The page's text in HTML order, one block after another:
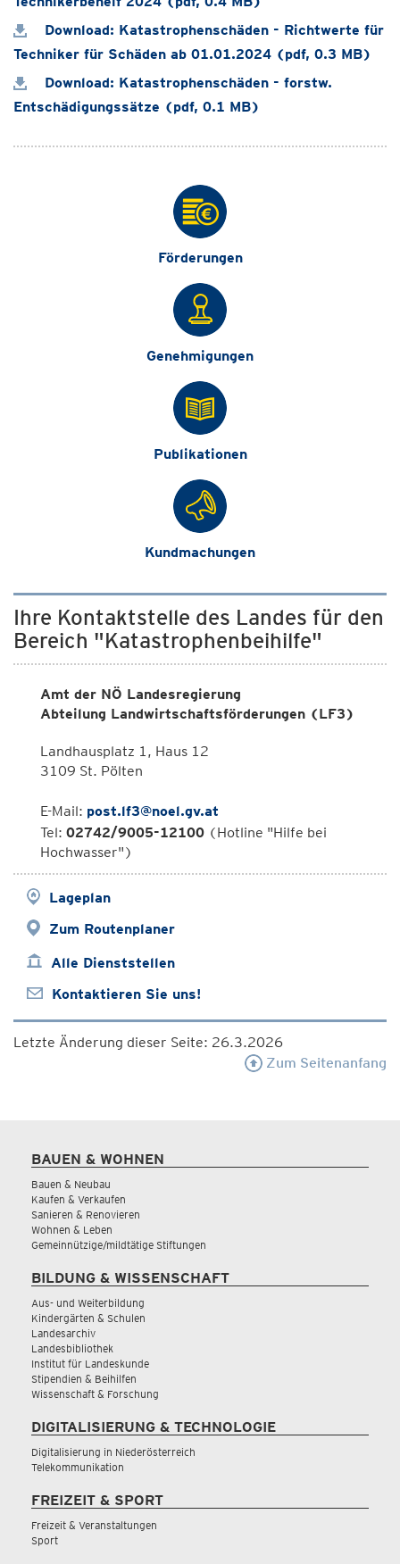
Download: Katastrophenschäden - Richtwerte für
Techniker für Schäden ab 01.01.2024 (pdf, 0.3 MB)
Download: Katastrophenschäden - forstw.
Entschädigungssätze (pdf, 0.1 MB)
Förderungen
Genehmigungen
Publikationen
Kundmachungen
Ihre Kontaktstelle des Landes für den
Bereich "Katastrophenbeihilfe"
Amt der NÖ Landesregierung
Abteilung Landwirtschaftsförderungen (LF3)
Landhausplatz 1, Haus 12
3109 St. Pölten
E-Mail: post.lf3@noel.gv.at
Tel: 02742/9005-12100 (Hotline "Hilfe bei
Hochwasser")
Lageplan
Zum Routenplaner
Alle Dienststellen
Kontaktieren Sie uns!
Letzte Änderung dieser Seite: 26.3.2026
Zum Seitenanfang
BAUEN & WOHNEN
Bauen & Neubau
Kaufen & Verkaufen
Sanieren & Renovieren
Wohnen & Leben
Gemeinnützige/mildtätige Stiftungen
BILDUNG & WISSENSCHAFT
Aus- und Weiterbildung
Kindergärten & Schulen
Landesarchiv
Landesbibliothek
Institut für Landeskunde
Stipendien & Beihilfen
Wissenschaft & Forschung
DIGITALISIERUNG & TECHNOLOGIE
Digitalisierung in Niederösterreich
Telekommunikation
FREIZEIT & SPORT
Freizeit & Veranstaltungen
Sport